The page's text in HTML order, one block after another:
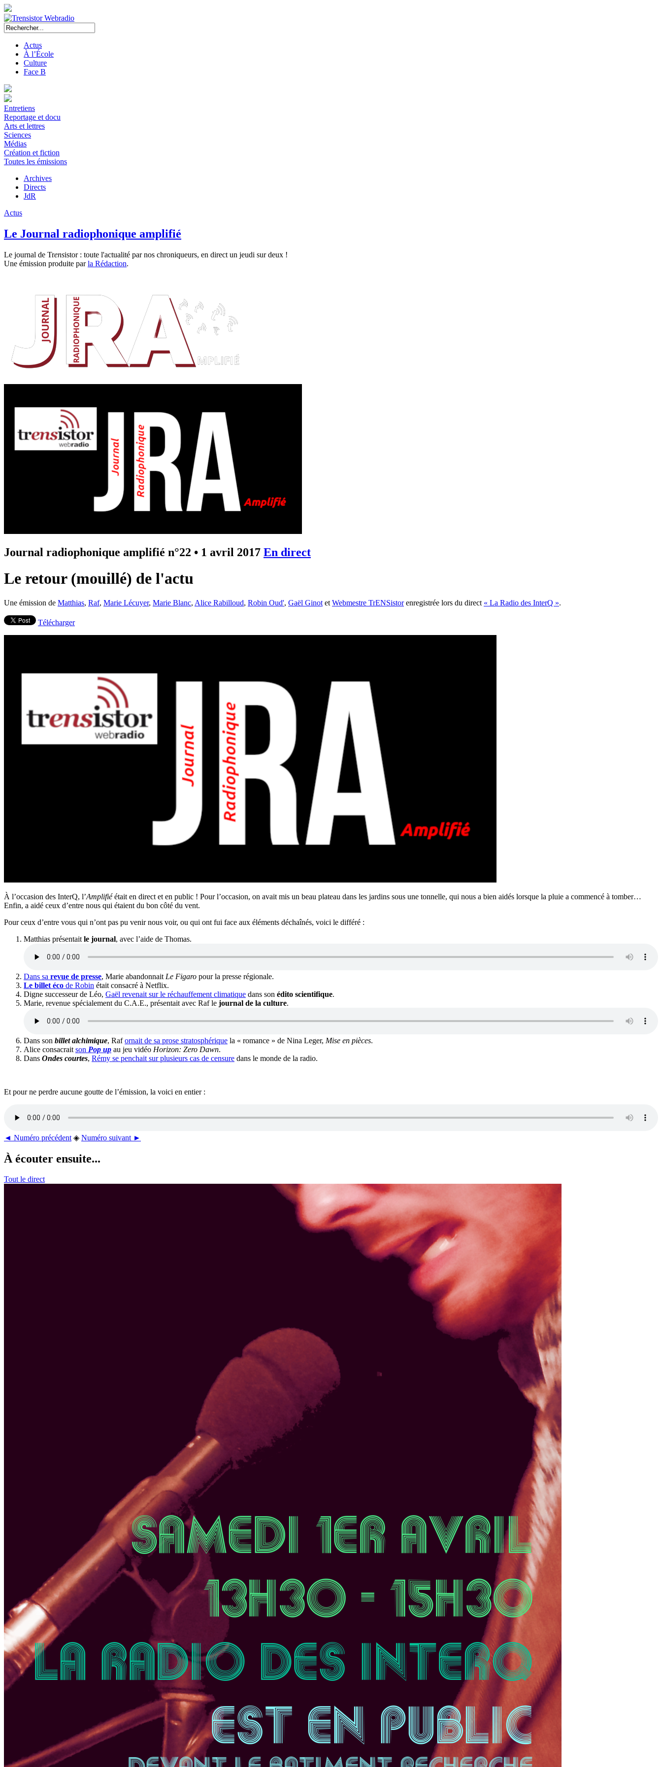
Actus
À l’École
Culture
Face B
Entretiens
Reportage et docu
Arts et lettres
Sciences
Médias
Création et fiction
Toutes les émissions
Archives
Directs
JdR
Actus
Le Journal radiophonique amplifié
Le journal de Trensistor : toute l'actualité par nos chroniqueurs, en direct un jeudi sur deux !
Une émission produite parla Rédaction.
Journal radiophonique amplifié n°22 • 1 avril 2017 En direct
Le retour (mouillé) de l'actu
Une émission de Matthias, Raf, Marie Lécuyer, Marie Blanc, Alice Rabilloud, Robin Oud', Gaël Ginot et Webmestre TrENSistorenregistrée lors du direct « La Radio des InterQ ».
Télécharger
À l’occasion des InterQ, l’Amplifiéétait en direct et en public ! Pour l’occasion, on avait mis un beau plateau dans les jardins sous une tonnelle, qui nous a bien aidés lorsque la pluie a commencé à tomber…
Enfin, a aidé ceux d’entre nous qui étaient du bon côté du vent.
Pour ceux d’entre vous qui n’ont pas pu venir nous voir, ou qui ont fui face aux éléments déchaînés, voici le différé :
Matthias présentait le journal, avec l’aide de Thomas.
Dans sa revue de presse, Marie abandonnait Le Figaro pour la presse régionale.
Le billet éco de Robin était consacré à Netflix.
Digne successeur de Léo, Gaël revenait sur le réchauffement climatique dans son édito scientifique.
Marie, revenue spécialement du C.A.E., présentait avec Raf le journal de la culture.
Dans son billet alchimique, Rafornait de sa prose stratosphérique la « romance » de Nina Leger, Mise en pièces.
Alice consacrait son Pop up au jeu vidéo Horizon: Zero Dawn.
Dans Ondes courtes, Rémy se penchait sur plusieurs cas de censure dans le monde de la radio.
Et pour ne perdre aucune goutte de l’émission, la voici en entier :
◄ Numéro précédent ◈ Numéro suivant ►
À écouter ensuite...
Tout le direct